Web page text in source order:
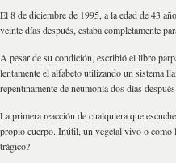
El 8 de diciembre de 1995, a la edad de 43
veinte días después, estaba completamente
A pesar de su condición, escribió el libro
lentamente el alfabeto utilizando un sistema
repentinamente de neumonía dos días
La primera reacción de cualquiera que
propio cuerpo. Inútil, un vegetal vivo o como
trágico?